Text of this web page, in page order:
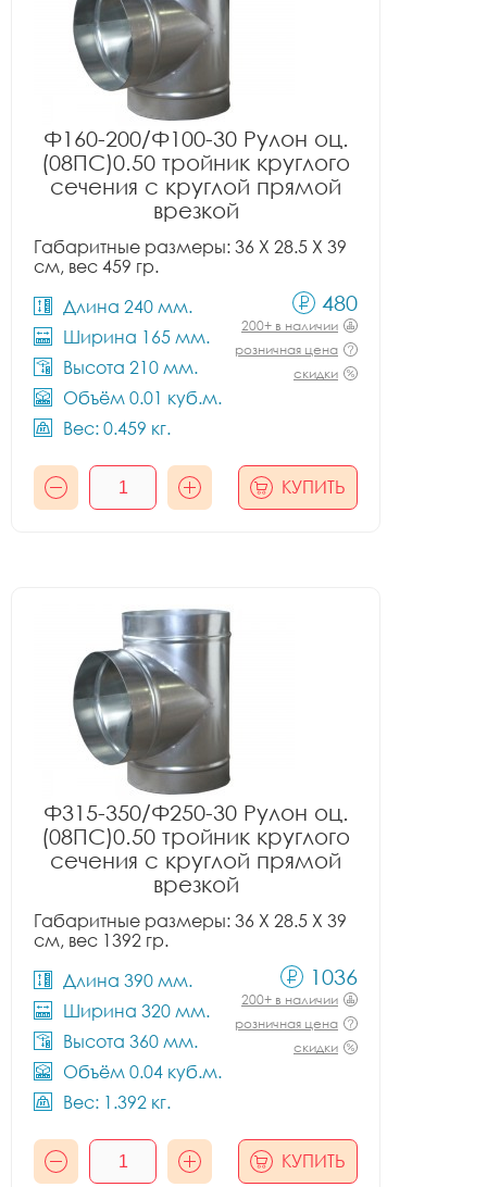
Ф160-200/Ф100-30 Рулон оц.
(08ПС)0.50 тройник круглого
сечения с круглой прямой
врезкой
Габаритные размеры: 36 X 28.5 X 39
см, вес 459 гр.
Длина 240 мм.
Ширина 165 мм.
Высота 210 мм.
Объём 0.01 куб.м.
Вес: 0.459 кг.
480
200+ в наличии
розничная цена
скидки
КУПИТЬ
Ф315-350/Ф250-30 Рулон оц.
(08ПС)0.50 тройник круглого
сечения с круглой прямой
врезкой
Габаритные размеры: 36 X 28.5 X 39
см, вес 1392 гр.
Длина 390 мм.
Ширина 320 мм.
Высота 360 мм.
Объём 0.04 куб.м.
Вес: 1.392 кг.
1036
200+ в наличии
розничная цена
скидки
КУПИТЬ